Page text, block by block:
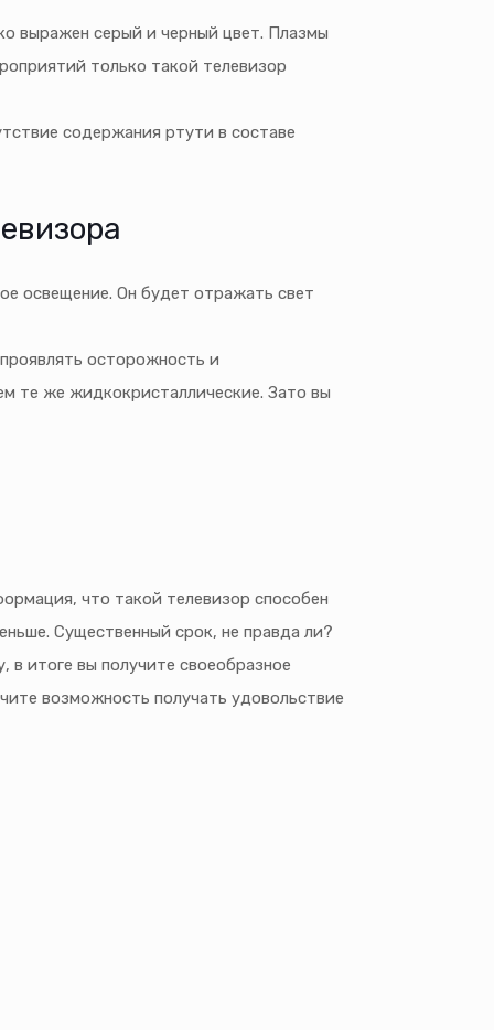
выражен серый и черный цвет. Плазмы
только такой телевизор
содержания ртути в составе
освещение. Он будет отражать свет
осторожность и
те же жидкокристаллические. Зато вы
что такой телевизор способен
Существенный срок, не правда ли?
в итоге вы получите своеобразное
возможность получать удовольствие